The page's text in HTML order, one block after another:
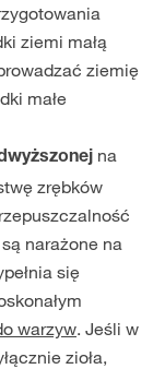
ziemi małą
ziemię
małe
na
zrębków
narażone na
się
warzyw. Jeśli w
zioła,